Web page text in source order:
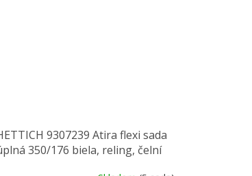
9307239 Atira flexi sada
350/176 biela, reling, čelní